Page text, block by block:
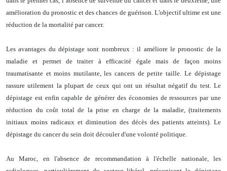
amélioration du pronostic et des chances de guérison. L'objectif ultime est une
réduction de la mortalité par cancer.
Les avantages du dépistage sont nombreux : il améliore le pronostic de la
maladie et permet de traiter à efficacité égale mais de façon moins
traumatisante et moins mutilante, les cancers de petite taille. Le dépistage
rassure utilement la plupart de ceux qui ont un résultat négatif du test. Le
dépistage est enfin capable de générer des économies de ressources par une
réduction du coût total de la prise en charge de la maladie, (traitements
initiaux moins radicaux et diminution des décès des patients atteints). Le
dépistage du cancer du sein doit découler d'une volonté politique.
Au Maroc, en l'absence de recommandation à l'échelle nationale, les